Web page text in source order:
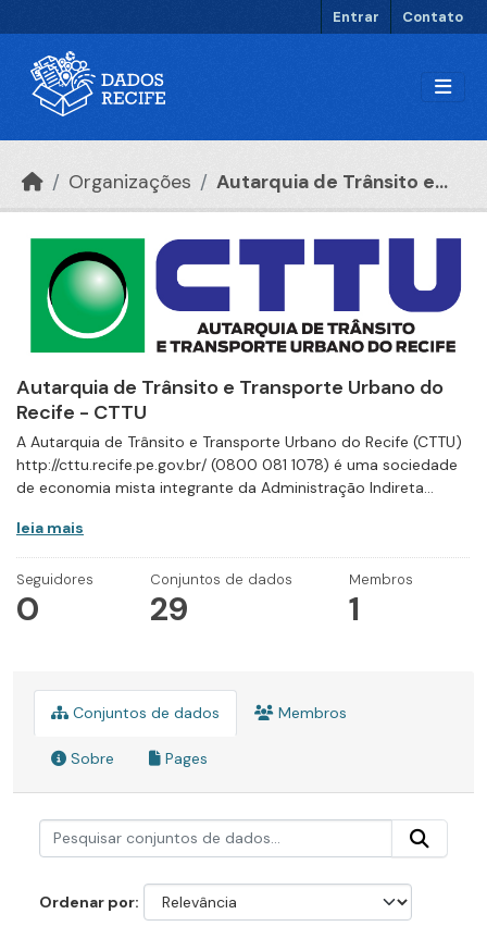
Entrar Contato
Organizações Autarquia de Trânsito e...
Autarquia de Trânsito e Transporte Urbano do
Recife - CTTU
A Autarquia de Trânsito e Transporte Urbano do Recife (CTTU)
http://cttu.recife.pe.gov.br/ (0800 081 1078) é uma sociedade
de economia mista integrante da Administração Indireta...
leia mais
Seguidores
0
Conjuntos de dados
29
Membros
1
Conjuntos de dados Membros
Sobre Pages
Ordenar por